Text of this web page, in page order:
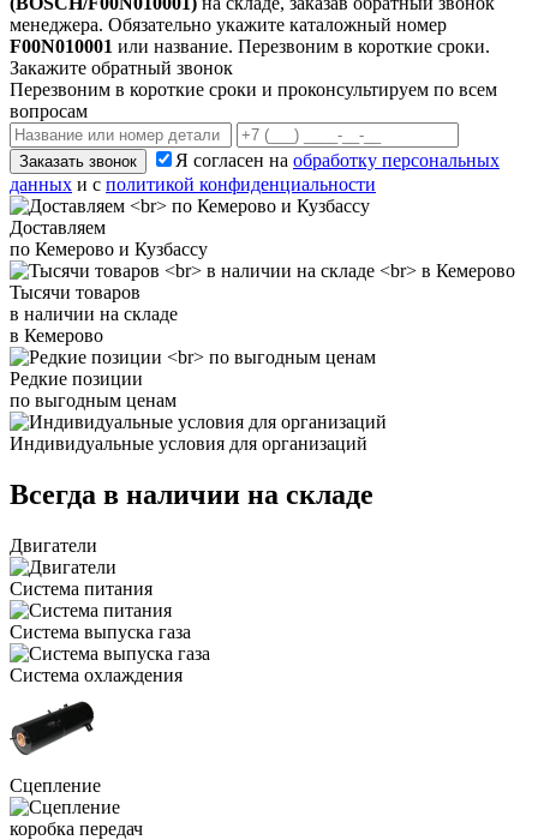
менеджера. Обязательно укажите каталожный номер
F00N010001 или название. Перезвоним в короткие сроки.
Закажите обратный звонок
Перезвоним в короткие сроки и проконсультируем по всем
вопросам
Заказать звонок Я согласен на обработку персональных
данных и с политикой конфиденциальности
Доставляем
по Кемерово и Кузбассу
Тысячи товаров
в наличии на складе
в Кемерово
Редкие позиции
по выгодным ценам
Индивидуальные условия для организаций
Всегда в наличии на складе
Двигатели
Система питания
Система выпуска газа
Система охлаждения
Сцепление
коробка передач